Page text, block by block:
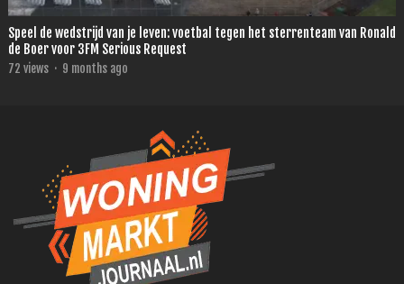
Speel de wedstrijd van je leven: voetbal tegen het sterrenteam van Ronald
de Boer voor 3FM Serious Request
72 views · 9 months ago